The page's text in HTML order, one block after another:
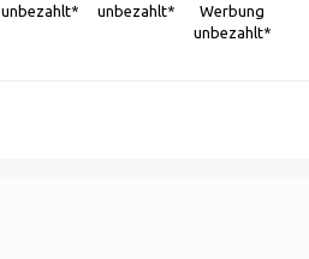
unbezahlt*
unbezahlt*
Werbung
unbezahlt*